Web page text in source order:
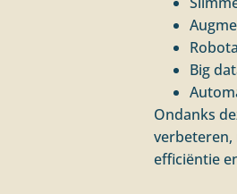
Big
Ondanks
verbeteren,
efficiëntie